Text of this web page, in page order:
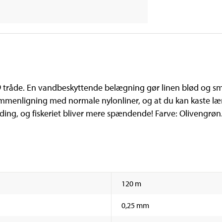
En vandbeskyttende belægning gør linen blød og
med normale nylonliner, og at du kan kaste
og fiskeriet bliver mere spændende! Farve:
120 m
0,25 mm